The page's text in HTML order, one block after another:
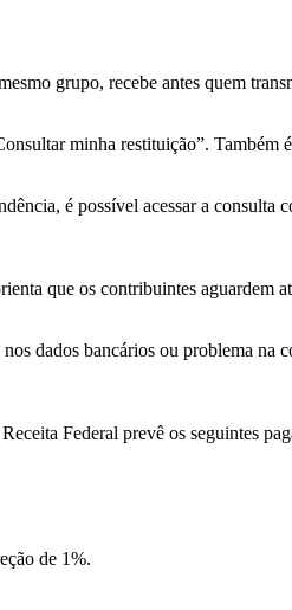
grupo, recebe antes quem
minha restituição”.
é possível acessar a consulta
que os contribuintes aguardem
dados bancários ou problema na
Federal prevê os seguintes
de 1%.